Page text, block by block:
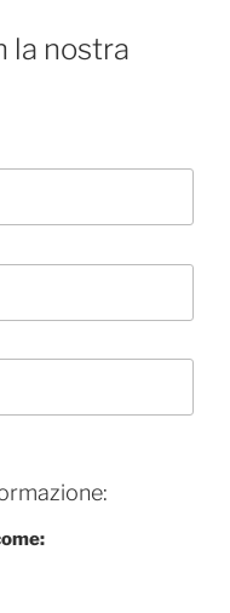
la nostra